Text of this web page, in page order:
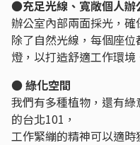
●充足光線、寬敞個人辦
辦公室內部兩面採光，
除了自然光線，每個座
燈，以打造舒適工作環境
● 綠化空間
我們有多種植物，還有
的台北101，
工作緊繃的精神可以適時